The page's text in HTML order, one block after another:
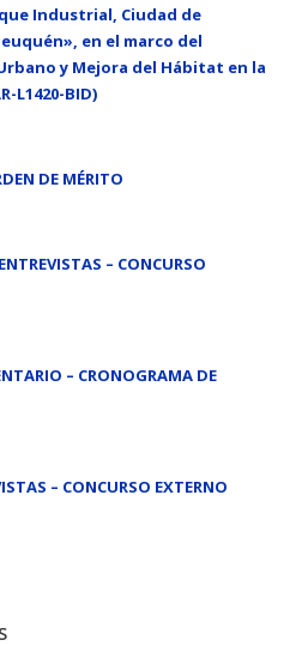
Industrial, Ciudad de
en el marco del
y Mejora del Hábitat en la
L1420-BID)
DE MÉRITO
– CONCURSO
– CRONOGRAMA DE
– CONCURSO EXTERNO